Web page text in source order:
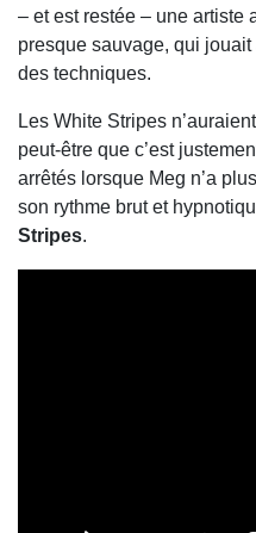
– et est restée – une artiste
presque sauvage, qui
des techniques.
Les White Stripes
peut-être que c’est
arrêtés lorsque Meg n’a
son rythme brut et
Stripes.